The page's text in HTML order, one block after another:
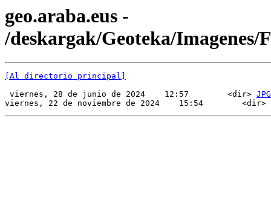
geo.araba.eus -
/deskargak/Geoteka/Imagenes/
[Al directorio principal]
viernes, 28 de junio de 2024    12:57        <dir> JPG
viernes, 22 de noviembre de 2024    15:54        <dir>